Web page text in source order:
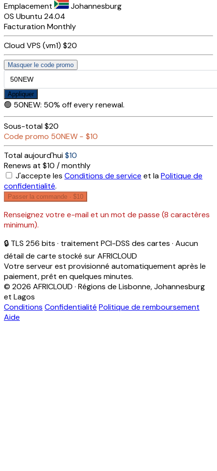
Emplacement
Johannesburg
OS Ubuntu 24.04
FacturationMonthly
Cloud VPS (vm1) $20
Masquer le code promo
Appliquer
🟢 50NEW: 50% off every renewal.
Sous-total$20
Code promo 50NEW − $10
Total aujourd'hui$10
Renews at $10 / monthly
J'accepte les Conditions de service et laPolitique de
confidentialité.
Passer la commande · $10
Renseignez votre e-mail et un mot de passe (8 caractères
minimum).
🔒 TLS 256 bits · traitement PCI-DSS des cartes · Aucun
détail de carte stocké sur AFRICLOUD
Votre serveur est provisionné automatiquement après le
paiement, prêt en quelques minutes.
© 2026 AFRICLOUD · Régions de Lisbonne, Johannesburg
et Lagos
Conditions Confidentialité Politique de remboursement
Aide